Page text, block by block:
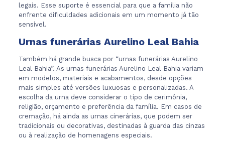
legais. Esse suporte é essencial para que a família não
enfrente dificuldades adicionais em um momento já tão
sensível.
Urnas funerárias Aurelino Leal Bahia
Também há grande busca por “urnas funerárias Aurelino
Leal Bahia”. As urnas funerárias Aurelino Leal Bahia variam
em modelos, materiais e acabamentos, desde opções
mais simples até versões luxuosas e personalizadas. A
escolha da urna deve considerar o tipo de cerimônia,
religião, orçamento e preferência da família. Em casos de
cremação, há ainda as urnas cinerárias, que podem ser
tradicionais ou decorativas, destinadas à guarda das cinzas
ou à realização de homenagens especiais.